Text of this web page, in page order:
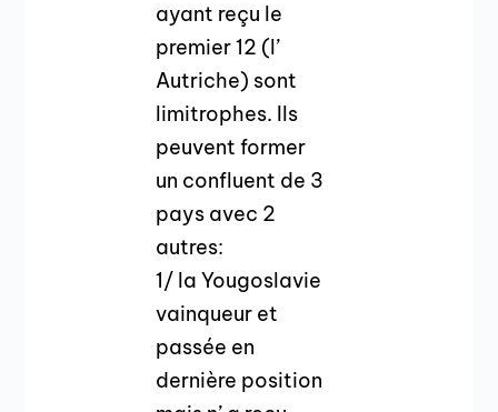
ayant reçu le
premier 12 (l’
Autriche) sont
limitrophes. Ils
peuvent former
un confluent de 3
pays avec 2
autres:
1/ la Yougoslavie
vainqueur et
passée en
dernière position